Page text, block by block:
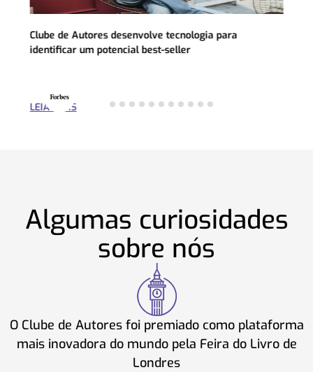
Clube de Autores desenvolve tecnologia para
identificar um potencial best-seller
LEIA MAIS
Algumas curiosidades
sobre nós
O Clube de Autores foi premiado como plataforma
mais inovadora do mundo pela Feira do Livro de
Londres